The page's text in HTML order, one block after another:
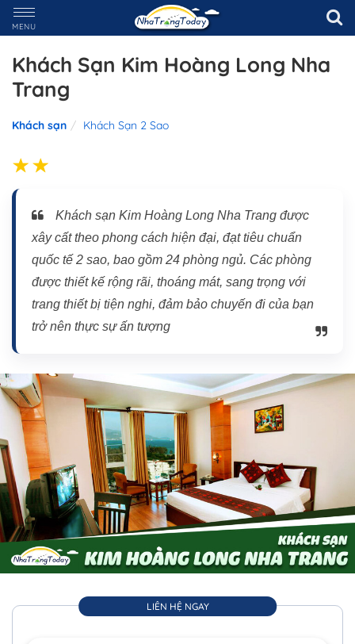
MENU
Khách Sạn Kim Hoàng Long Nha
Trang
Khách sạn Khách Sạn 2 Sao
Khách sạn Kim Hoàng Long Nha Trang được
xây cất theo phong cách hiện đại, đạt tiêu chuẩn
quốc tế 2 sao, bao gồm 24 phòng ngủ. Các phòng
được thiết kế rộng rãi, thoáng mát, sang trọng với
trang thiết bị tiện nghi, đảm bảo chuyến đi của bạn
trở nên thực sự ấn tượng
LIÊN HỆ NGAY